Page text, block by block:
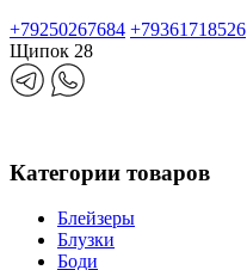
+79250267684 +79361718526
Щипок 28
Категории товаров
Блейзеры
Блузки
Боди